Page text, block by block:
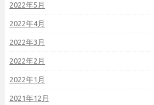
2022年5月
2022年4月
2022年3月
2022年2月
2022年1月
2021年12月